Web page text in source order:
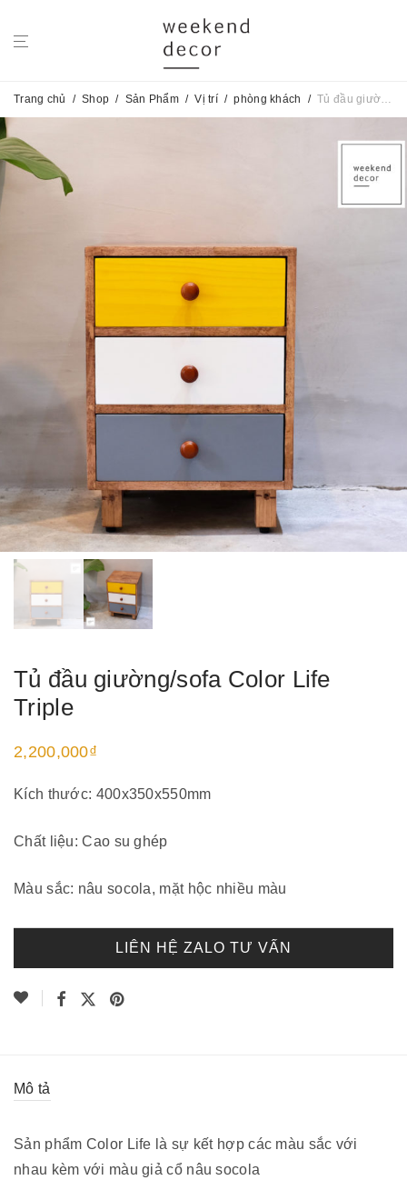
Trang chủ / Shop / Sản Phẩm / Vị trí / phòng khách / Tủ đầu giường/sofa Color Life Triple
Tủ đầu giường/sofa Color Life
Triple
2,200,000₫
Kích thước: 400x350x550mm
Chất liệu: Cao su ghép
Màu sắc: nâu socola, mặt hộc nhiều màu
LIÊN HỆ ZALO TƯ VẤN
Mô tả
Sản phẩm Color Life là sự kết hợp các màu sắc với
nhau kèm với màu giả cổ nâu socola